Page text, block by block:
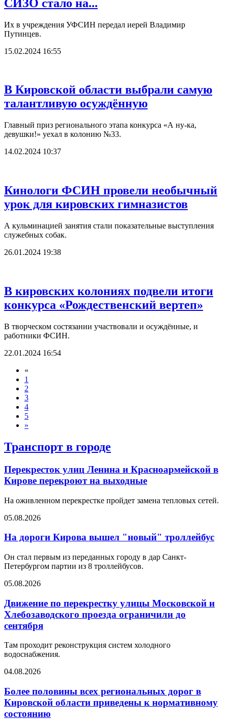
СИЗО стало на...
Их в учреждения УФСИН передал иерей Владимир
Путинцев.
15.02.2024 16:55
В Кировской области выбрали самую
талантливую осуждённую
Главный приз регионального этапа конкурса «А ну-ка,
девушки!» уехал в колонию №33.
14.02.2024 10:37
Кинологи ФСИН провели необычный
урок для кировских гимназистов
А кульминацией занятия стали показательные выступления
служебных собак.
26.01.2024 19:38
В кировских колониях подвели итоги
конкурса «Рождественский вертеп»
В творческом состязании участвовали и осуждённые, и
работники ФСИН.
22.01.2024 16:54
«
1
2
3
4
5
»
Транспорт в городе
Перекресток улиц Ленина и Красноармейской в
Кирове перекроют на выходные
На оживленном перекрестке пройдет замена тепловых сетей.
05.08.2026
На дороги Кирова вышел "новый" троллейбус
Он стал первым из переданных городу в дар Санкт-
Петербургом партии из 8 троллейбусов.
05.08.2026
Движение по перекрестку улицы Московской и
Хлебозаводского проезда ограничили до
сентября
Там проходит реконструкция систем холодного
водоснабжения.
04.08.2026
Более половины всех региональных дорог в
Кировской области приведены к нормативному
состоянию